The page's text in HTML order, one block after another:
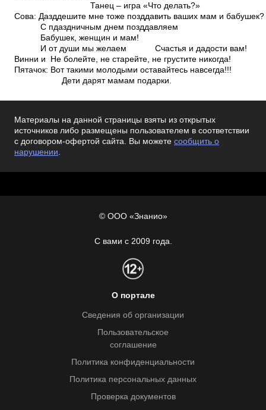
Танец – игра «Что делать?»
Сова: Дазддешите мне тоже позддавить ваших мам и бабушек?
С пдаздничным днем позддавляем
Бабушек, женщин и мам!
И от души мы желаем Счастья и дадости вам!
Винни и Не болейте, не старейте, не грустите никогда!
Пятачок: Вот такими молодыми оставайтесь навсегда!!!
Дети дарят мамам подарки.
Материалы на данной страницы взяты из открытых
источников либо размещены пользователем в соответствии
с договором-офертой сайта. Вы можете сообщить о
нарушении.
© ООО «Знанио»
С вами с 2009 года.
О портале
Сведения об организации
Пользовательское
соглашение
Политика конфиденциальности
Политика персональных данных
Проверка документов